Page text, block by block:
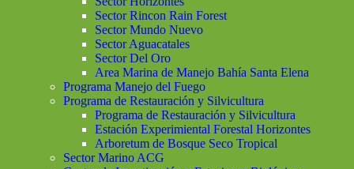
Sector Rincon Rain Forest
Sector Mundo Nuevo
Sector Aguacatales
Sector Del Oro
Area Marina de Manejo Bahía Santa Elena
Programa Manejo del Fuego
Programa de Restauración y Silvicultura
Programa de Restauración y Silvicultura
Estación Experimiental Forestal Horizontes
Arboretum de Bosque Seco Tropical
Sector Marino ACG